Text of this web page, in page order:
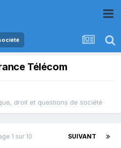
Télécom
droit et questions de société
SUIVANT
1 sur 10